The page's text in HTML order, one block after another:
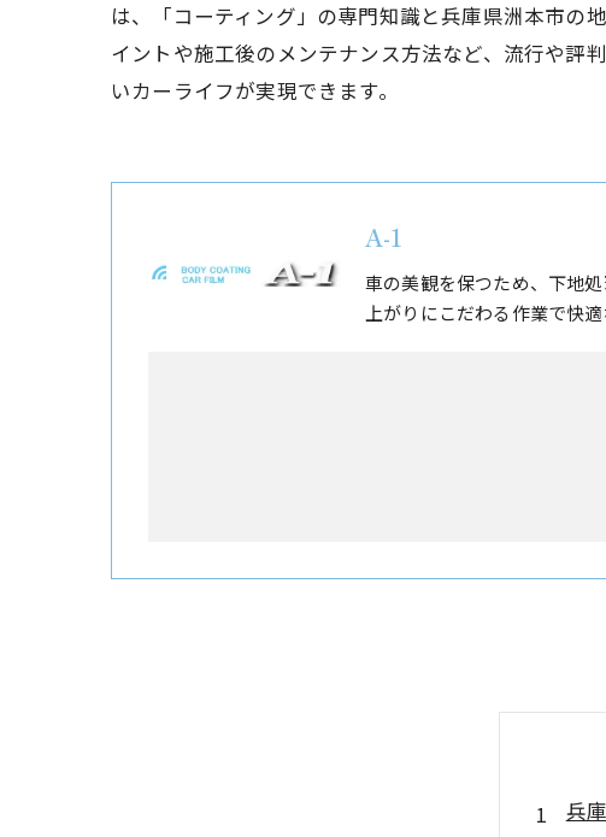
は、「コーティング」の専門知識と兵庫県洲本市の
イントや施工後のメンテナンス方法など、流行や評
いカーライフが実現できます。
A-1
車の美観を保つため、下地
上がりにこだわる作業で快
兵